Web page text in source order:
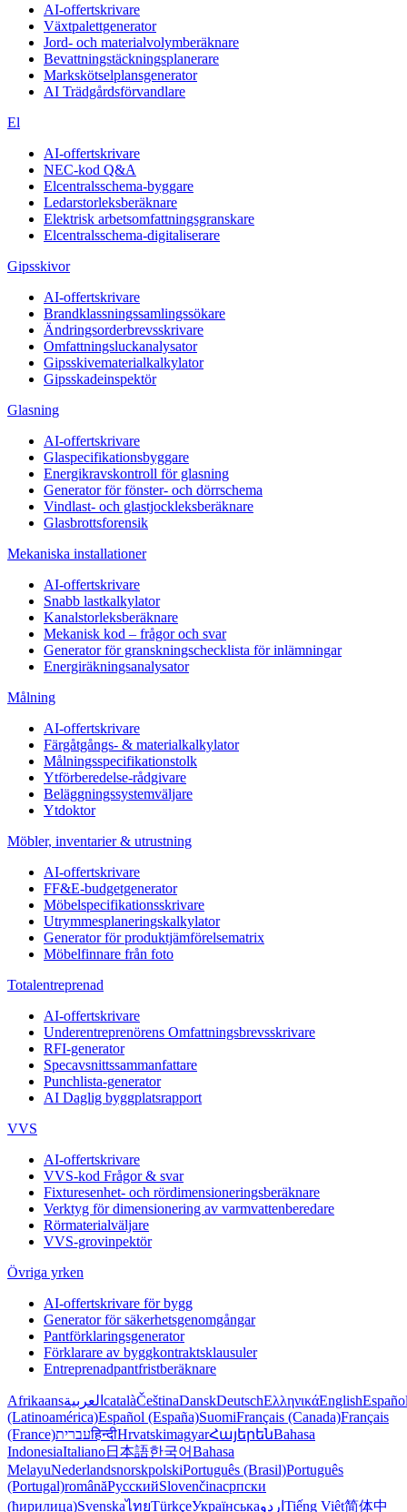
AI-offertskrivare
Växtpalettgenerator
Jord- och materialvolymberäknare
Bevattningstäckningsplanerare
Markskötselplansgenerator
AI Trädgårdsförvandlare
El
AI-offertskrivare
NEC-kod Q&A
Elcentralsschema-byggare
Ledarstorleksberäknare
Elektrisk arbetsomfattningsgranskare
Elcentralsschema-digitaliserare
Gipsskivor
AI-offertskrivare
Brandklassningssamlingssökare
Ändringsorderbrevsskrivare
Omfattningsluckanalysator
Gipsskivematerialkalkylator
Gipsskadeinspektör
Glasning
AI-offertskrivare
Glaspecifikationsbyggare
Energikravskontroll för glasning
Generator för fönster- och dörrschema
Vindlast- och glastjockleksberäknare
Glasbrottsforensik
Mekaniska installationer
AI-offertskrivare
Snabb lastkalkylator
Kanalstorleksberäknare
Mekanisk kod – frågor och svar
Generator för granskningschecklista för inlämningar
Energiräkningsanalysator
Målning
AI-offertskrivare
Färgåtgångs- & materialkalkylator
Målningsspecifikationstolk
Ytförberedelse-rådgivare
Beläggningssystemväljare
Ytdoktor
Möbler, inventarier & utrustning
AI-offertskrivare
FF&E-budgetgenerator
Möbelspecifikationsskrivare
Utrymmesplaneringskalkylator
Generator för produktjämförelsematrix
Möbelfinnare från foto
Totalentreprenad
AI-offertskrivare
Underentreprenörens Omfattningsbrevsskrivare
RFI-generator
Specavsnittssammanfattare
Punchlista-generator
AI Daglig byggplatsrapport
VVS
AI-offertskrivare
VVS-kod Frågor & svar
Fixturesenhet- och rördimensioneringsberäknare
Verktyg för dimensionering av varmvattenberedare
Rörmaterialväljare
VVS-grovinpektör
Övriga yrken
AI-offertskrivare för bygg
Generator för säkerhetsgenomgångar
Pantförklaringsgenerator
Förklarare av byggkontraktsklausuler
Entreprenadpantfristberäknare
Afrikaansالعربية catalàČeštinaDanskDeutschΕλληνικάEnglish
(Latinoamérica)Español (España)SuomiFrançais (Canada)Français
(France)עבריתहिन्दीHrvatskimagyarՀայերենBahasa
IndonesiaItaliano日本語한국어Bahasa
MelayuNederlandsnorskpolskiPortuguês (Brasil)Português
(Portugal)românăРусскийSlovenčinaсрпски
(ћирилица)SvenskaไทยTürkçeУкраїнськаاردو Tiếng Việt简体中